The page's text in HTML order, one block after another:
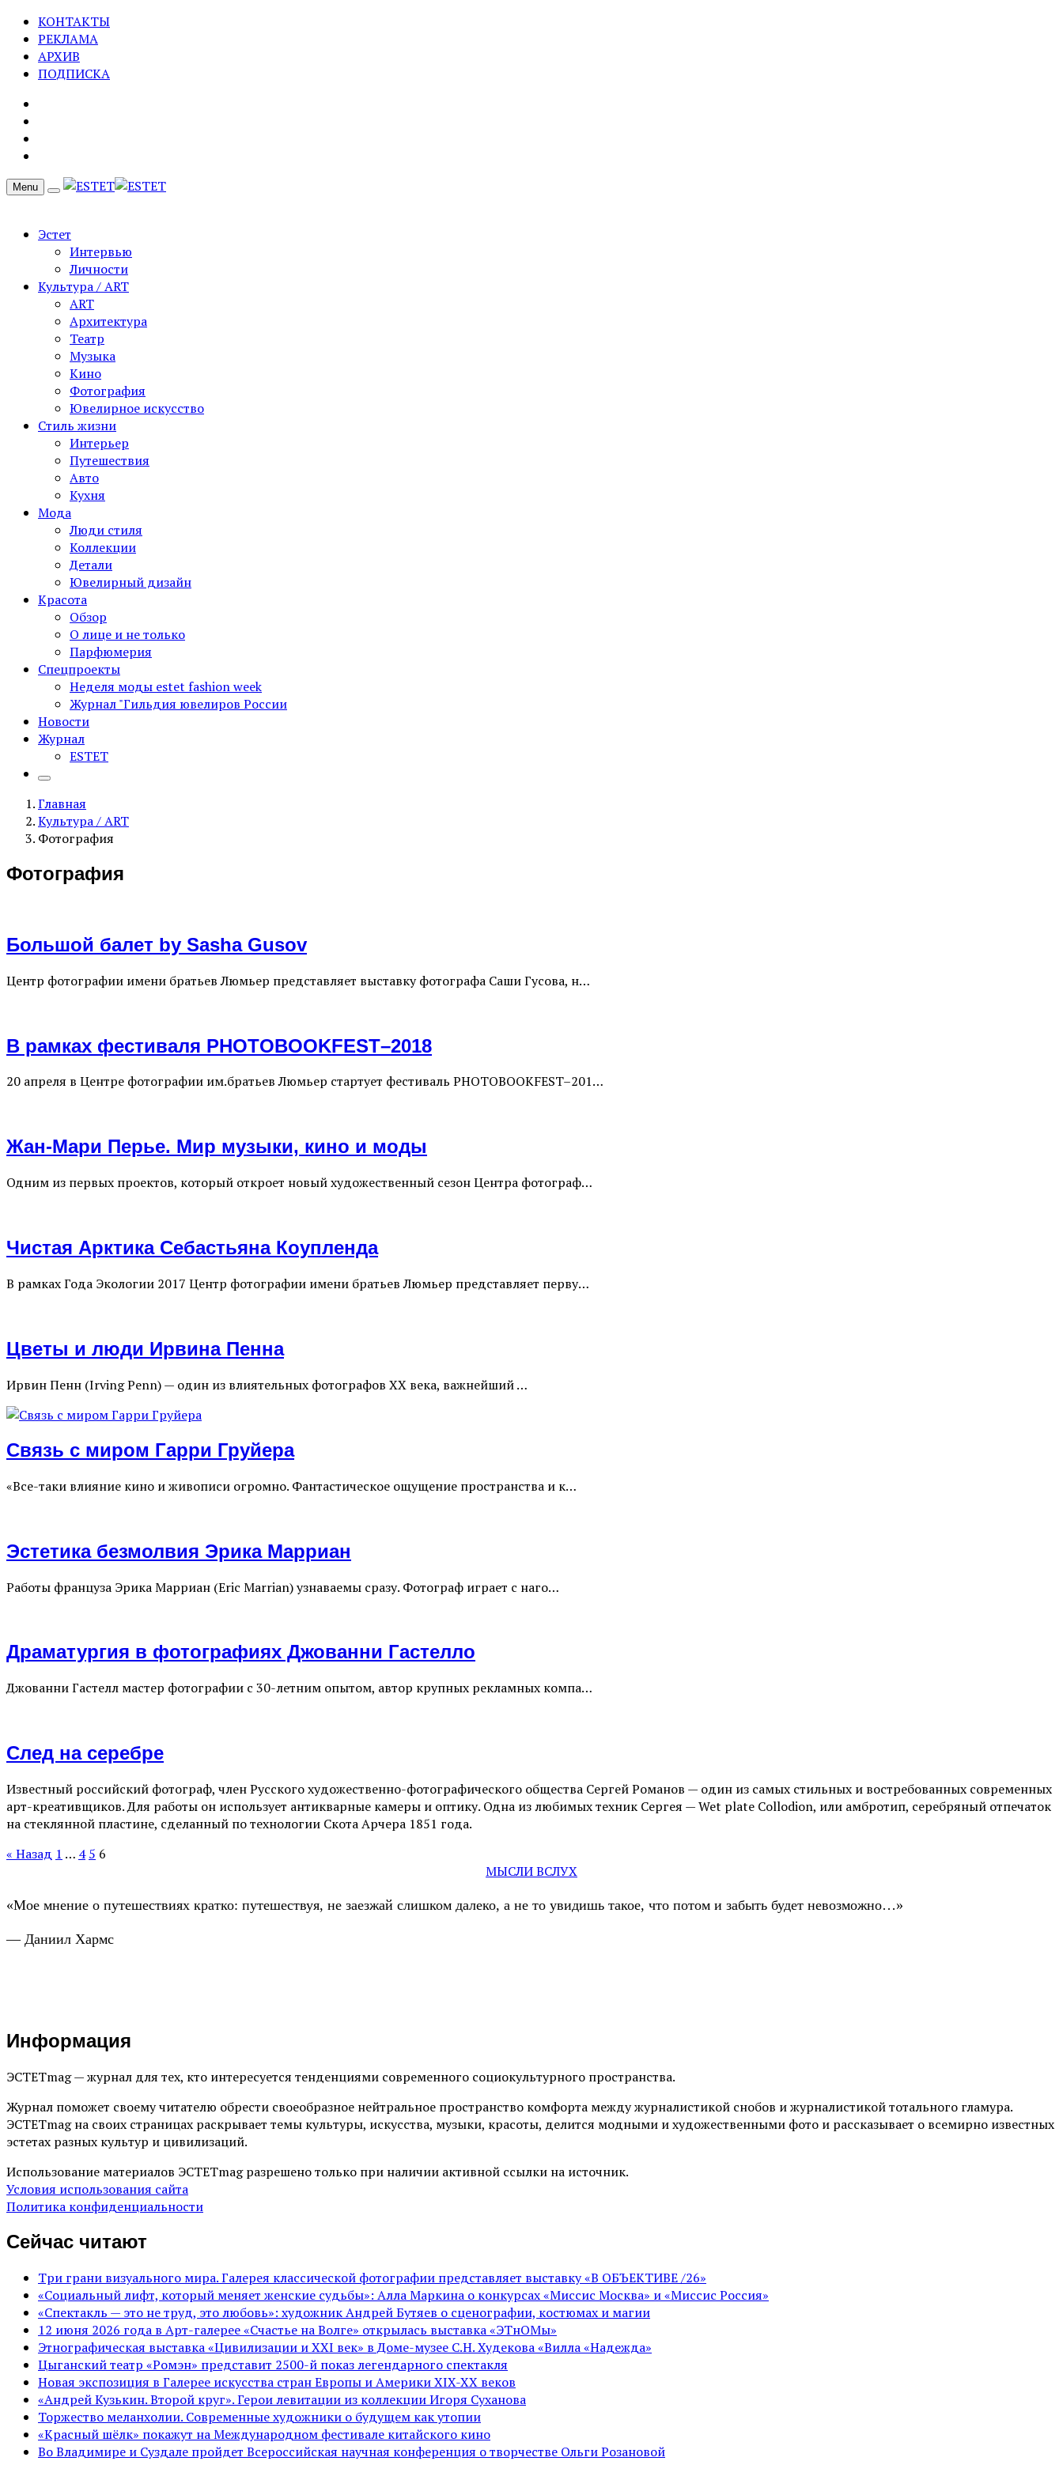
КОНТАКТЫ
РЕКЛАМА
АРХИВ
ПОДПИСКА
Menu
Эстет
Интервью
Личности
Культура / ART
ART
Архитектура
Театр
Музыка
Кино
Фотография
Ювелирное искусство
Стиль жизни
Интерьер
Путешествия
Авто
Кухня
Мода
Люди стиля
Коллекции
Детали
Ювелирный дизайн
Красота
Обзор
О лице и не только
Парфюмерия
Спецпроекты
Неделя моды estet fashion week
Журнал "Гильдия ювелиров России
Новости
Журнал
ESTET
Главная
Культура / ART
Фотография
Фотография
Большой балет by Sasha Gusov
Центр фотографии имени братьев Люмьер представляет выставку фотографа Саши Гусова, н…
B рамках фестиваля PHOTOBOOKFEST–2018
20 апреля в Центре фотографии им.братьев Люмьер стартует фестиваль PHOTOBOOKFEST–201…
Жан-Мари Перье. Мир музыки, кино и моды
Одним из первых проектов, который откроет новый художественный сезон Центра фотограф…
Чистая Арктика Себастьяна Коупленда
В рамках Года Экологии 2017 Центр фотографии имени братьев Люмьер представляет перву…
Цветы и люди Ирвина Пенна
Ирвин Пенн (Irving Penn) — один из влиятельных фотографов XX века, важнейший …
Связь с миром Гарри Груйера
«Все-таки влияние кино и живописи огромно. Фантастическое ощущение пространства и к…
Эстетика безмолвия Эрика Марриан
Работы француза Эрика Марриан (Eric Marrian) узнаваемы сразу. Фотограф играет с наго…
Драматургия в фотографиях Джованни Гастелло
Джованни Гастелл мастер фотографии с 30-летним опытом, автор крупных рекламных компа…
След на серебре
Известный российский фотограф, член Русского художественно-фотографического общества Сергей Романов — один из самых стильных и востребованных современных
арт-креативщиков. Для работы он использует антикварные камеры и оптику. Одна из любимых техник Сергея — Wet plate Collodion, или амбротип, серебряный отпечаток
на стеклянной пластине, сделанный по технологии Скота Арчера 1851 года.
« Назад 1 … 4 5 6
МЫСЛИ ВСЛУХ
«Мое мнение о путешествиях кратко: путешествуя, не заезжай слишком далеко, а не то увидишь такое, что потом и забыть будет невозможно…»
— Даниил Хармс
Информация
ЭСТЕТmag — журнал для тех, кто интересуется тенденциями современного социокультурного пространства.
Журнал поможет своему читателю обрести своеобразное нейтральное пространство комфорта между журналистикой снобов и журналистикой тотального гламура.
ЭСТЕТmag на своих страницах раскрывает темы культуры, искусства, музыки, красоты, делится модными и художественными фото и рассказывает о всемирно известных
эстетах разных культур и цивилизаций.
Использование материалов ЭСТЕТmag разрешено только при наличии активной ссылки на источник.
Условия использования сайта
Политика конфиденциальности
Сейчас читают
Три грани визуального мира. Галерея классической фотографии представляет выставку «В ОБЪЕКТИВЕ /26»
«Социальный лифт, который меняет женские судьбы»: Алла Маркина о конкурсах «Миссис Москва» и «Миссис Россия»
«Спектакль — это не труд, это любовь»: художник Андрей Бутяев о сценографии, костюмах и магии
12 июня 2026 года в Арт-галерее «Счастье на Волге» открылась выставка «ЭТнОМы»
Этнографическая выставка «Цивилизации и ХХI век» в Доме-музее С.Н. Худекова «Вилла «Надежда»
Цыганский театр «Ромэн» представит 2500-й показ легендарного спектакля
Новая экспозиция в Галерее искусства стран Европы и Америки XIX-XX веков
«Андрей Кузькин. Второй круг». Герои левитации из коллекции Игоря Суханова
Торжество меланхолии. Современные художники о будущем как утопии
«Красный шёлк» покажут на Международном фестивале китайского кино
Во Владимире и Суздале пройдет Всероссийская научная конференция о творчестве Ольги Розановой